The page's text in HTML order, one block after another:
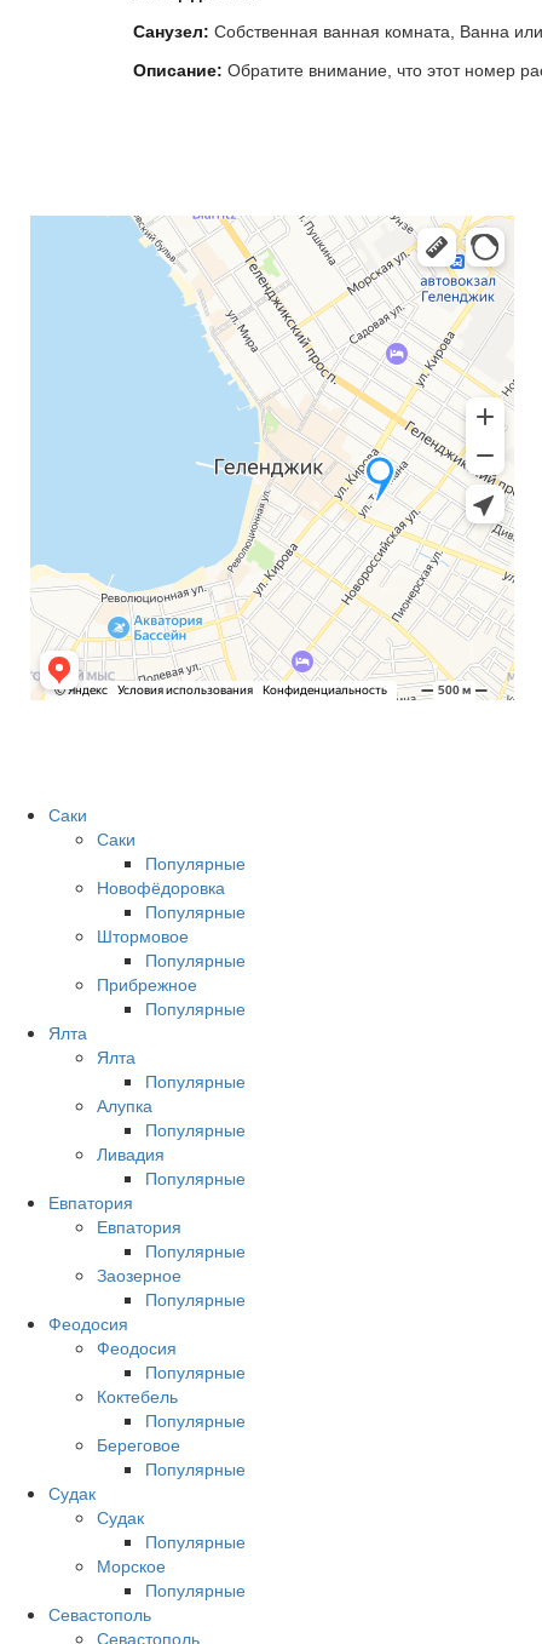
Санузел: Собственная ванная комната, Ванна
Описание: Обратите внимание, что этот номер
Саки
Саки
Популярные
Новофёдоровка
Популярные
Штормовое
Популярные
Прибрежное
Популярные
Ялта
Ялта
Популярные
Алупка
Популярные
Ливадия
Популярные
Евпатория
Евпатория
Популярные
Заозерное
Популярные
Феодосия
Феодосия
Популярные
Коктебель
Популярные
Береговое
Популярные
Судак
Судак
Популярные
Морское
Популярные
Севастополь
Севастополь